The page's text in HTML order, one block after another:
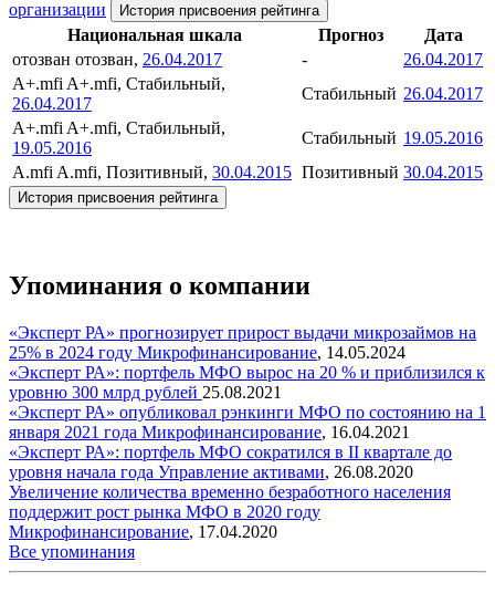
организации История присвоения рейтинга
Национальная шкала Прогноз
Дата
отозван отозван, 26.04.2017 -
26.04.2017
A+.mfi A+.mfi, Стабильный,
26.04.2017
Стабильный 26.04.2017
A+.mfi A+.mfi, Стабильный,
19.05.2016
Стабильный 19.05.2016
A.mfi A.mfi, Позитивный, 30.04.2015 Позитивный 30.04.2015
История присвоения рейтинга
Упоминания о компании
«Эксперт РА» прогнозирует прирост выдачи микрозаймов на
25% в 2024 году Микрофинансирование, 14.05.2024
«Эксперт РА»: портфель МФО вырос на 20 % и приблизился к
уровню 300 млрд рублей 25.08.2021
«Эксперт РА» опубликовал рэнкинги МФО по состоянию на 1
января 2021 года Микрофинансирование, 16.04.2021
«Эксперт РА»: портфель МФО сократился в II квартале до
уровня начала года Управление активами, 26.08.2020
Увеличение количества временно безработного населения
поддержит рост рынка МФО в 2020 году
Микрофинансирование, 17.04.2020
Все упоминания